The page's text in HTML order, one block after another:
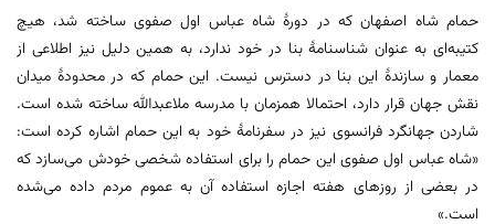
حمام شاه اصفهان که در دورۀ شاه عباس اول صفوی ساخته شد، هیچ
کتیبه‌ای به عنوان شناسنامۀ بنا در خود ندارد، به همین دلیل نیز اطلاعی از
معمار و سازندۀ این بنا در دسترس نیست. این حمام که در محدودۀ میدان
نقش جهان قرار دارد، احتمالا همزمان با مدرسه ملاعبدالله ساخته شده است.
شاردن جهانگرد فرانسوی نیز در سفرنامۀ خود به این حمام اشاره کرده است:
«شاه عباس اول صفوی این حمام را برای استفاده شخصی خودش‌ می‌سازد که
در بعضی از روزهای هفته اجازه استفاده آن به عموم مردم داده می‌شده
است.»